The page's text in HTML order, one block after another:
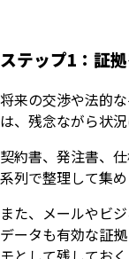
ステップ1：証
将来の交渉や法的
は、残念ながら状況
契約書、発注書、
系列で整理して集め
また、メールやビ
データも有効な証